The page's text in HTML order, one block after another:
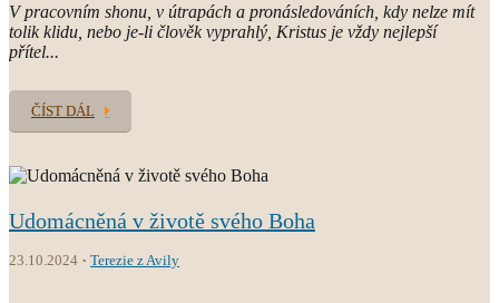
V pracovním shonu, v útrapách a pronásledováních, kdy nelze mít
tolik klidu, nebo je-li člověk vyprahlý, Kristus je vždy nejlepší
přítel...
ČÍST DÁL
Udomácněná v životě svého Boha
23.10.2024 Terezie z Avily